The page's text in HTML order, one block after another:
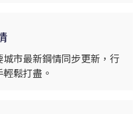
市最新鋼情同步更新，行
鬆打盡。